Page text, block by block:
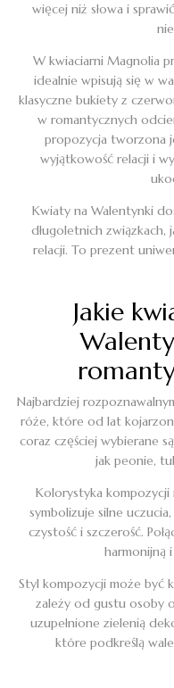
więcej niż słowa i
W kwiaciarni Magnolia
idealnie wpisują się w
klasyczne bukiety z
w romantycznych
propozycja tworzona
wyjątkowość relacji i
Kwiaty na Walentynki
długoletnich związkach,
relacji. To prezent
Jakie
Najbardziej
róże, które od lat
coraz częściej wybierane
jak peonie,
Kolorystyka kompozycji
symbolizuje silne
czystość i szczerość.
harmonijną
Styl kompozycji może być
zależy od gustu osoby
uzupełnione zielenią
które podkreślą